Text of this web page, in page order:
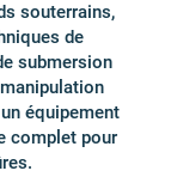
souterrains,
de
submersion
équipement
complet pour